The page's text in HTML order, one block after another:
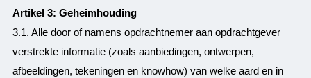
Artikel 3: Geheimhouding
3.1. Alle door of namens opdrachtnemer aan opdrachtgever
verstrekte informatie (zoals aanbiedingen, ontwerpen,
afbeeldingen, tekeningen en knowhow) van welke aard en in